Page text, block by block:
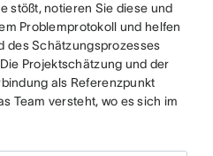
stößt, notieren Sie diese und
Problemprotokoll und helfen
des Schätzungsprozesses
Projektschätzung und der
als Referenzpunkt
Team versteht, wo es sich im